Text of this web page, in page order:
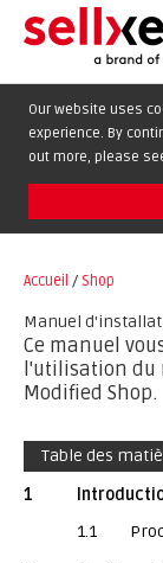
EXTENSIONS
BLOG
Our website uses
experience. By
out more, please
Accueil / Shop
Manuel
Ce manuel
l'utilisation du
Modified Shop.
Table des
1
1.1